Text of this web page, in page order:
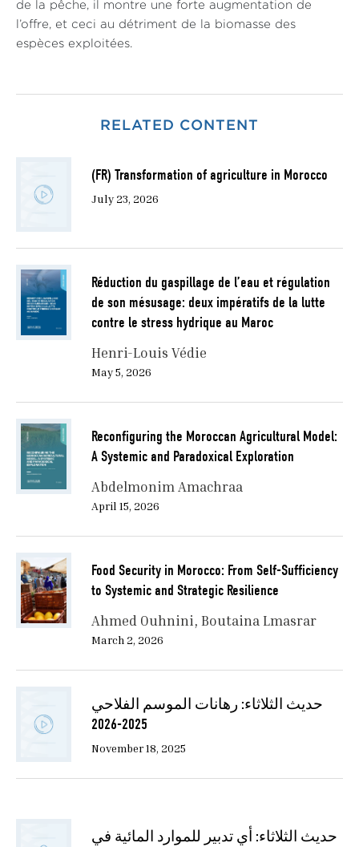
de la pêche, il montre une forte augmentation de
l’offre, et ceci au détriment de la biomasse des
espèces exploitées.
RELATED CONTENT
(FR) Transformation of agriculture in Morocco
July 23, 2026
Réduction du gaspillage de l’eau et régulation
de son mésusage: deux impératifs de la lutte
contre le stress hydrique au Maroc
Henri-Louis Védie
May 5, 2026
Reconfiguring the Moroccan Agricultural Model:
A Systemic and Paradoxical Exploration
Abdelmonim Amachraa
April 15, 2026
Food Security in Morocco: From Self-Sufficiency
to Systemic and Strategic Resilience
Ahmed Ouhnini Boutaina Lmasrar
March 2, 2026
حديث الثلاثاء: رهانات الموسم الفلاحي
2025-2026
November 18, 2025
حديث الثلاثاء: أي تدبير للموارد المائية في